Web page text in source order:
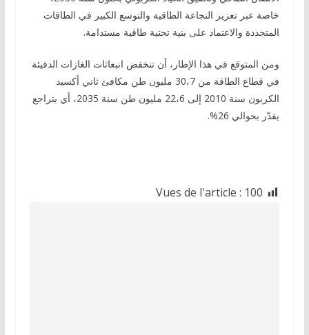
خاصة عبر تعزيز النجاعة الطاقية والتوسع الكبير في الطاقات
المتجددة والاعتماد على بنية تحتية طاقية مستدامة.
ومن المتوقع في هذا الإطار، أن تنخفض انبعاثات الغازات الدفيئة
في قطاع الطاقة من 30،7 مليون طن مكافئ ثاني أكسيد
الكربون سنة 2010 إلى 22،6 مليون طن سنة 2035، أي بتراجع
يقدّر بحوالي 26%.
Vues de l'article : 100